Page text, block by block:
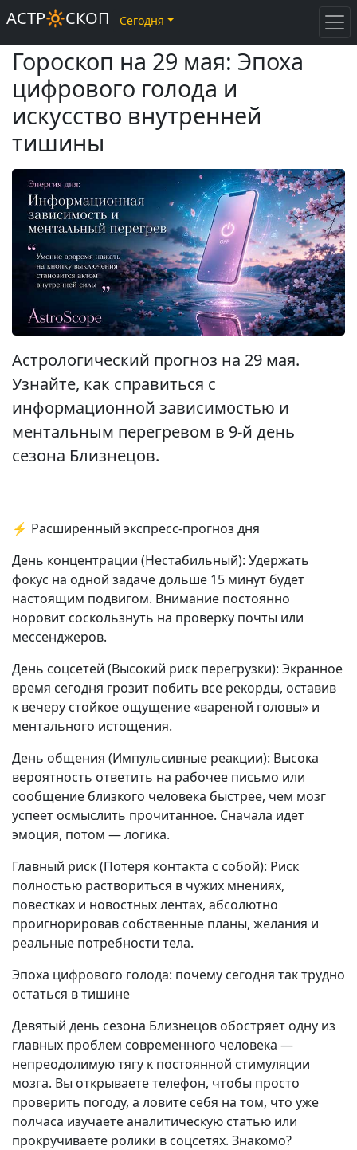
Гороскоп на 29 мая: Эпоха
цифрового голода и
искусство внутренней
тишины
Астрологический прогноз на 29 мая.
Узнайте, как справиться с
информационной зависимостью и
ментальным перегревом в 9-й день
сезона Близнецов.
⚡ Расширенный экспресс-прогноз дня
День концентрации (Нестабильный): Удержать
фокус на одной задаче дольше 15 минут будет
настоящим подвигом. Внимание постоянно
норовит соскользнуть на проверку почты или
мессенджеров.
День соцсетей (Высокий риск перегрузки): Экранное
время сегодня грозит побить все рекорды, оставив
к вечеру стойкое ощущение «вареной головы» и
ментального истощения.
День общения (Импульсивные реакции): Высока
вероятность ответить на рабочее письмо или
сообщение близкого человека быстрее, чем мозг
успеет осмыслить прочитанное. Сначала идет
эмоция, потом — логика.
Главный риск (Потеря контакта с собой): Риск
полностью раствориться в чужих мнениях,
повестках и новостных лентах, абсолютно
проигнорировав собственные планы, желания и
реальные потребности тела.
Эпоха цифрового голода: почему сегодня так трудно
остаться в тишине
Девятый день сезона Близнецов обостряет одну из
главных проблем современного человека —
непреодолимую тягу к постоянной стимуляции
мозга. Вы открываете телефон, чтобы просто
проверить погоду, а ловите себя на том, что уже
полчаса изучаете аналитическую статью или
прокручиваете ролики в соцсетях. Знакомо?
АСТР🔆СКОП Сегодня